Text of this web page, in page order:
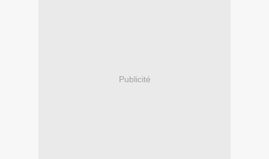
Publicité